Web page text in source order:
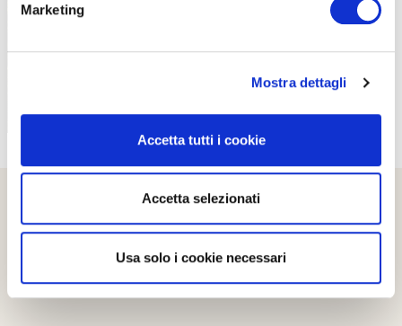
Marketing
Mostra dettagli
Accetta tutti i cookie
Accetta selezionati
Usa solo i cookie necessari